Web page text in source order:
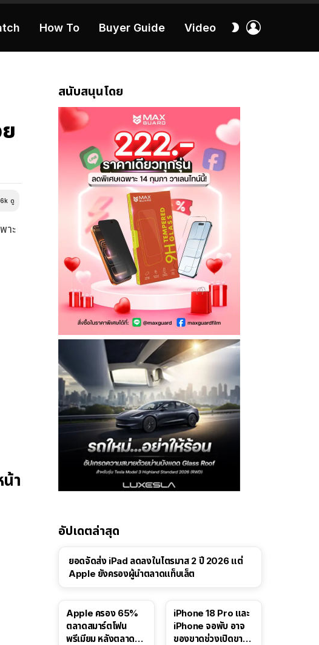
How To Buyer Guide Video
สลับ
ดู
าะ
า
สนับสนุนโดย
อัปเดตล่าสุด
ยอดจัดส่ง iPad ลดลงในไตรมาส 2 ปี 2026 แต่
Apple ยังครองผู้นำตลาดแท็บเล็ต
Apple ครอง 65%
ตลาดสมาร์ตโฟน
พรีเมียม หลังตลาดทำ
iPhone 18 Pro และ
iPhone จอพับ อาจ
ของขาดช่วงเปิดขาย